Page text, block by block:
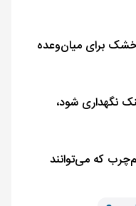
برای میان‌وعده
نگهداری شود،
که می‌توانند